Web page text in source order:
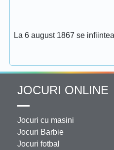
La 6 august 1867 se
JOCURI ONLINE
Jocuri cu masini
Jocuri Barbie
Jocuri fotbal